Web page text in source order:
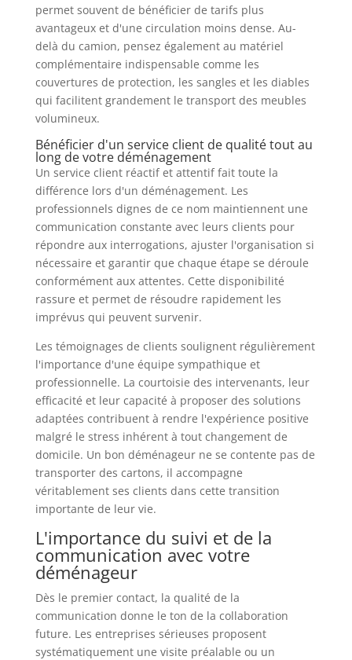
permet souvent de bénéficier de tarifs plus
avantageux et d'une circulation moins dense. Au-
delà du camion, pensez également au matériel
complémentaire indispensable comme les
couvertures de protection, les sangles et les diables
qui facilitent grandement le transport des meubles
volumineux.
Bénéficier d'un service client de qualité tout au
long de votre déménagement
Un service client réactif et attentif fait toute la
différence lors d'un déménagement. Les
professionnels dignes de ce nom maintiennent une
communication constante avec leurs clients pour
répondre aux interrogations, ajuster l'organisation si
nécessaire et garantir que chaque étape se déroule
conformément aux attentes. Cette disponibilité
rassure et permet de résoudre rapidement les
imprévus qui peuvent survenir.
Les témoignages de clients soulignent régulièrement
l'importance d'une équipe sympathique et
professionnelle. La courtoisie des intervenants, leur
efficacité et leur capacité à proposer des solutions
adaptées contribuent à rendre l'expérience positive
malgré le stress inhérent à tout changement de
domicile. Un bon déménageur ne se contente pas de
transporter des cartons, il accompagne
véritablement ses clients dans cette transition
importante de leur vie.
L'importance du suivi et de la
communication avec votre
déménageur
Dès le premier contact, la qualité de la
communication donne le ton de la collaboration
future. Les entreprises sérieuses proposent
systématiquement une visite préalable ou un